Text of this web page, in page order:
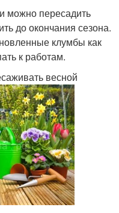
можно пересадить
до окончания сезона.
клумбы как
к работам.
весной